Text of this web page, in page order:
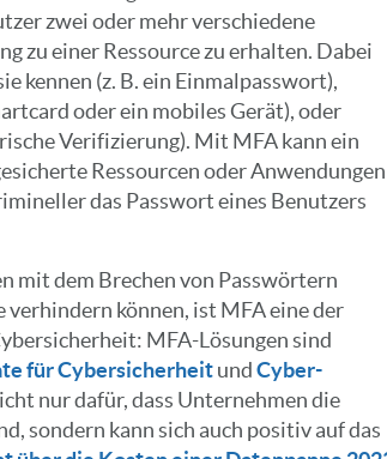
zwei oder mehr verschiedene
zu einer Ressource zu erhalten. Dabei
kennen (z. B. ein Einmalpasswort),
oder ein mobiles Gerät), oder
Verifizierung). Mit MFA kann ein
Ressourcen oder Anwendungen
das Passwort eines Benutzers
mit dem Brechen von Passwörtern
können, ist MFA eine der
MFA-Lösungen sind
für CybersicherheitundCyber-
nur dafür, dass Unternehmen die
sondern kann sich auch positiv auf das